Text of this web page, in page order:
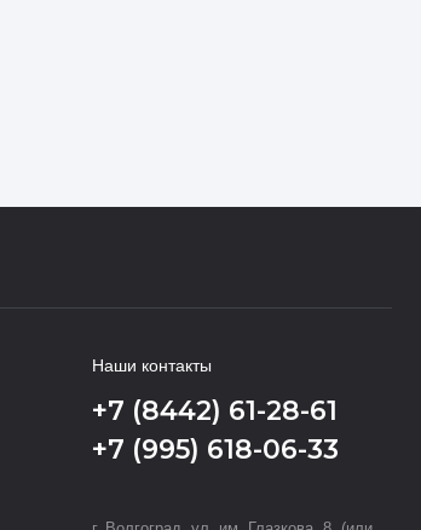
Наши контакты
+7 (8442) 61-28-61
+7 (995) 618-06-33